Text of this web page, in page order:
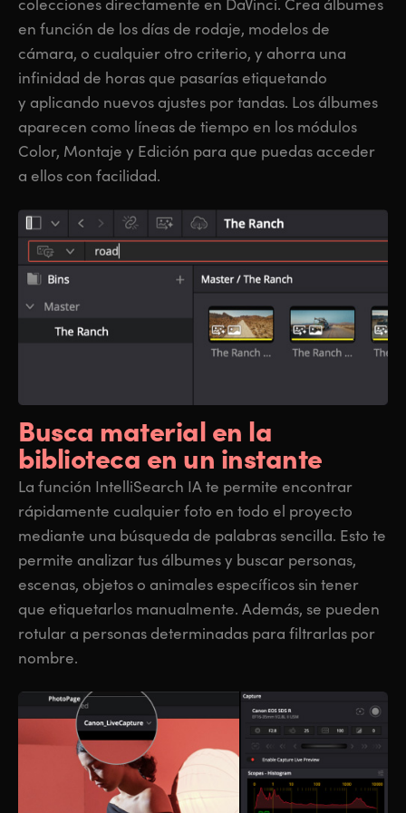
colecciones directamente en DaVinci. Crea álbumes
en función de los días de rodaje, modelos de
cámara, o cualquier otro criterio, y ahorra una
infinidad de horas que pasarías etiquetando
y aplicando nuevos ajustes por tandas. Los álbumes
aparecen como líneas de tiempo en los módulos
Color, Montaje y Edición para que puedas acceder
a ellos con facilidad.
Busca material en la
biblioteca en un instante
La función IntelliSearch IA te permite encontrar
rápidamente cualquier foto en todo el proyecto
mediante una búsqueda de palabras sencilla. Esto te
permite analizar tus álbumes y buscar personas,
escenas, objetos o animales específicos sin tener
que etiquetarlos manualmente. Además, se pueden
rotular a personas determinadas para filtrarlas por
nombre.